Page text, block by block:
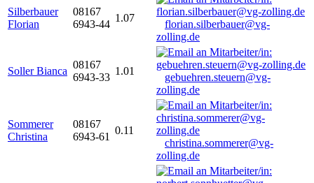
Silberbauer
Florian
08167
6943-44
1.07
florian.silberbauer@vg-
zolling.de
Soller Bianca
08167
6943-33
1.01
gebuehren.steuern@vg-
zolling.de
Sommerer
Christina
08167
6943-61
0.11
christina.sommerer@vg-
zolling.de